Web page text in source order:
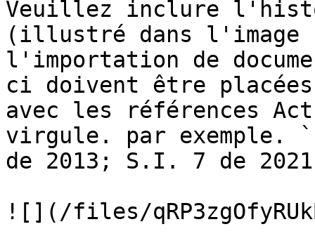
Veuillez inclure
(illustré dans l'image
l'importation de
ci doivent être
avec les références
virgule. par exemple.
de 2013; S.I. 7 de
![](/files/